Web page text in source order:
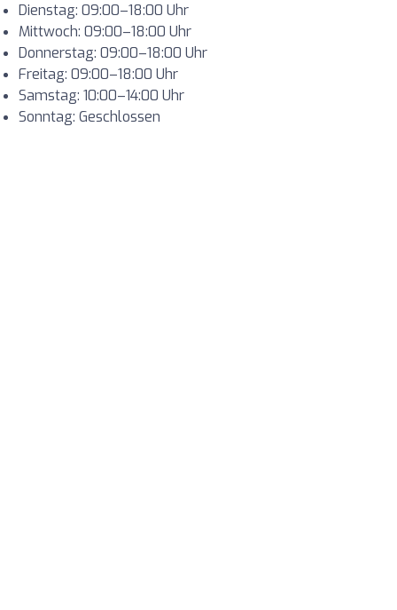
Dienstag: 09:00–18:00 Uhr
Mittwoch: 09:00–18:00 Uhr
Donnerstag: 09:00–18:00 Uhr
Freitag: 09:00–18:00 Uhr
Samstag: 10:00–14:00 Uhr
Sonntag: Geschlossen